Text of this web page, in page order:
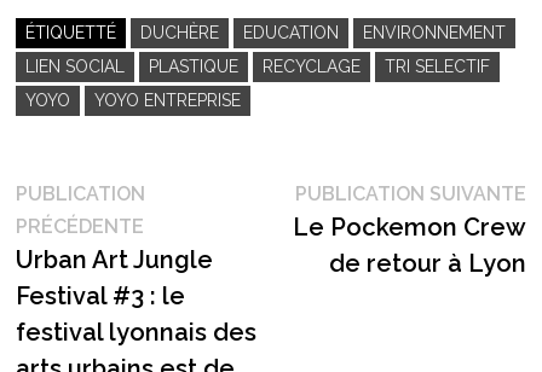
ÉTIQUETTÉ DUCHÈRE EDUCATION
ENVIRONNEMENT
LIEN SOCIAL
PLASTIQUE RECYCLAGE
TRI SELECTIF
YOYO
YOYO ENTREPRISE
Navigation
de
l’article
PUBLICATION
PRÉCÉDENTEPublication
précédente :
Urban Art Jungle
Festival #3 : le
festival lyonnais des
PUBLICATION SUIVANTE
Le Pockemon Crew
de retour à Lyon